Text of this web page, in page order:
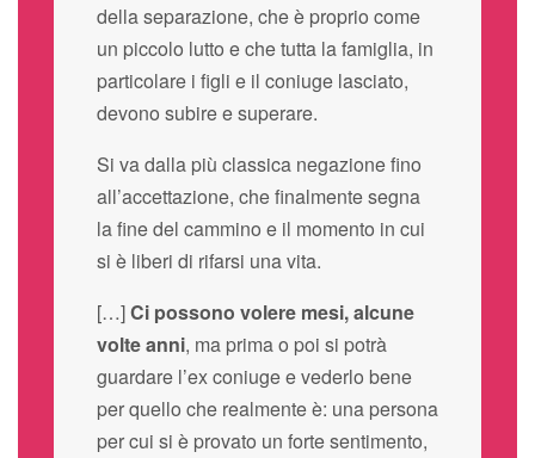
della separazione, che è proprio come
un piccolo lutto e che tutta la famiglia, in
particolare i figli e il coniuge lasciato,
devono subire e superare.
Si va dalla più classica negazione fino
all’accettazione, che finalmente segna
la fine del cammino e il momento in cui
si è liberi di rifarsi una vita.
[…]Ci possono volere mesi, alcune
volte anni, ma prima o poi si potrà
guardare l’ex coniuge e vederlo bene
per quello che realmente è: una persona
per cui si è provato un forte sentimento,